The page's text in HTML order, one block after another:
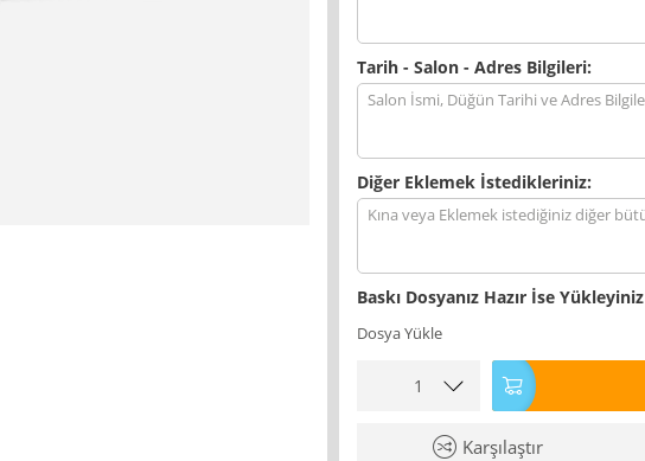
Tarih - Salon - Adres Bilgileri:
Diğer Eklemek İstedikleriniz:
Baskı Dosyanız Hazır İse Yükleyiniz
Dosya Yükle
Karşılaştır